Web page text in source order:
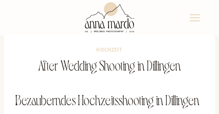
HOCHZEIT
After Wedding Shooting in Dillingen
Bezauberndes Hochzeitsshooting in Dillingen